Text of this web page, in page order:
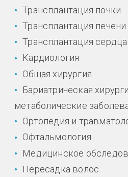
Трансплантация почки
Трансплантация печени
Трансплантация сердца
Кардиология
Общая хирургия
Бариатрическая
метаболические
Ортопедия и
Офтальмология
Медицинское
Пересадка волос